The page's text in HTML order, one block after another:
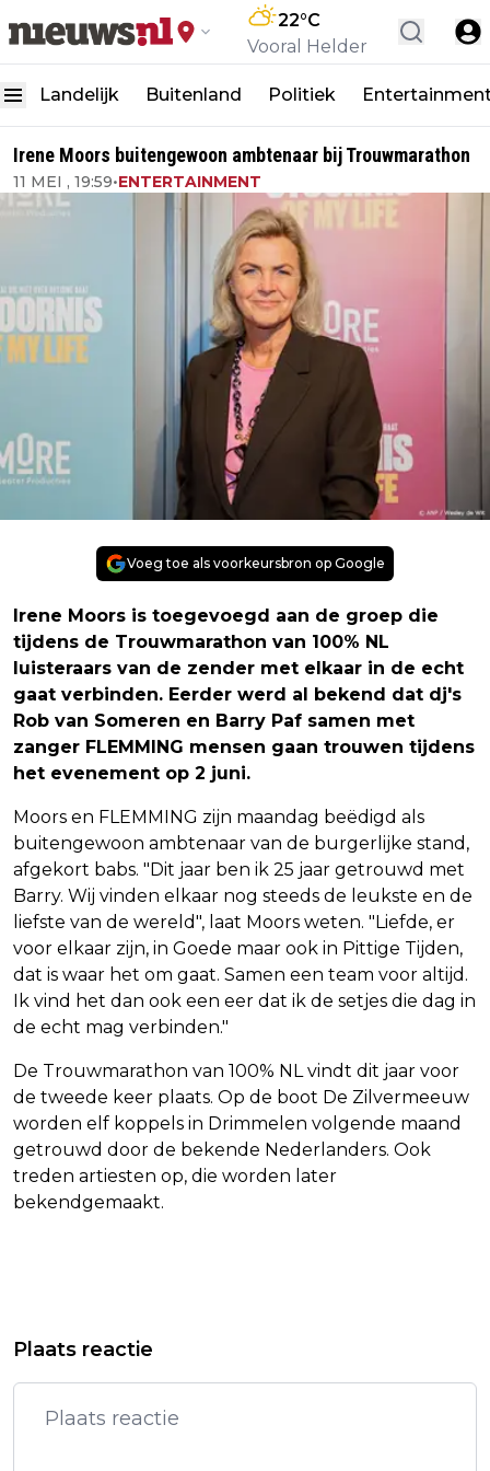
22°C
Vooral Helder
Landelijk Buitenland Politiek
Irene Moors buitengewoon ambtenaar bij Trouwmarathon
11 MEI , 19:59•ENTERTAINMENT
Voeg toe als voorkeursbron op Google
Irene Moors is toegevoegd aan de groep die
tijdens de Trouwmarathon van 100% NL
luisteraars van de zender met elkaar in de echt
gaat verbinden. Eerder werd al bekend dat dj's
Rob van Someren en Barry Paf samen met
zanger FLEMMING mensen gaan trouwen tijdens
het evenement op 2 juni.
Moors en FLEMMING zijn maandag beëdigd als
buitengewoon ambtenaar van de burgerlijke stand,
afgekort babs. "Dit jaar ben ik 25 jaar getrouwd met
Barry. Wij vinden elkaar nog steeds de leukste en de
liefste van de wereld", laat Moors weten. "Liefde, er
voor elkaar zijn, in Goede maar ook in Pittige Tijden,
dat is waar het om gaat. Samen een team voor altijd.
Ik vind het dan ook een eer dat ik de setjes die dag in
de echt mag verbinden."
De Trouwmarathon van 100% NL vindt dit jaar voor
de tweede keer plaats. Op de boot De Zilvermeeuw
worden elf koppels in Drimmelen volgende maand
getrouwd door de bekende Nederlanders. Ook
treden artiesten op, die worden later
bekendgemaakt.
ZILVEREN NIPKOWSCHIJF
ZELENSKY OVER AFLOPEND STAAKT-
HET-VUREN: NIET STIL AAN HET
FRONT
Plaats reactie